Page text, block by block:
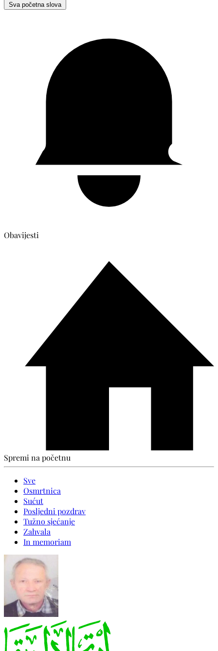
Sva početna slova
Obavijesti
Spremi na početnu
Sve
Osmrtnica
Sućut
Posljedni pozdrav
Tužno sjećanje
Zahvala
In memoriam